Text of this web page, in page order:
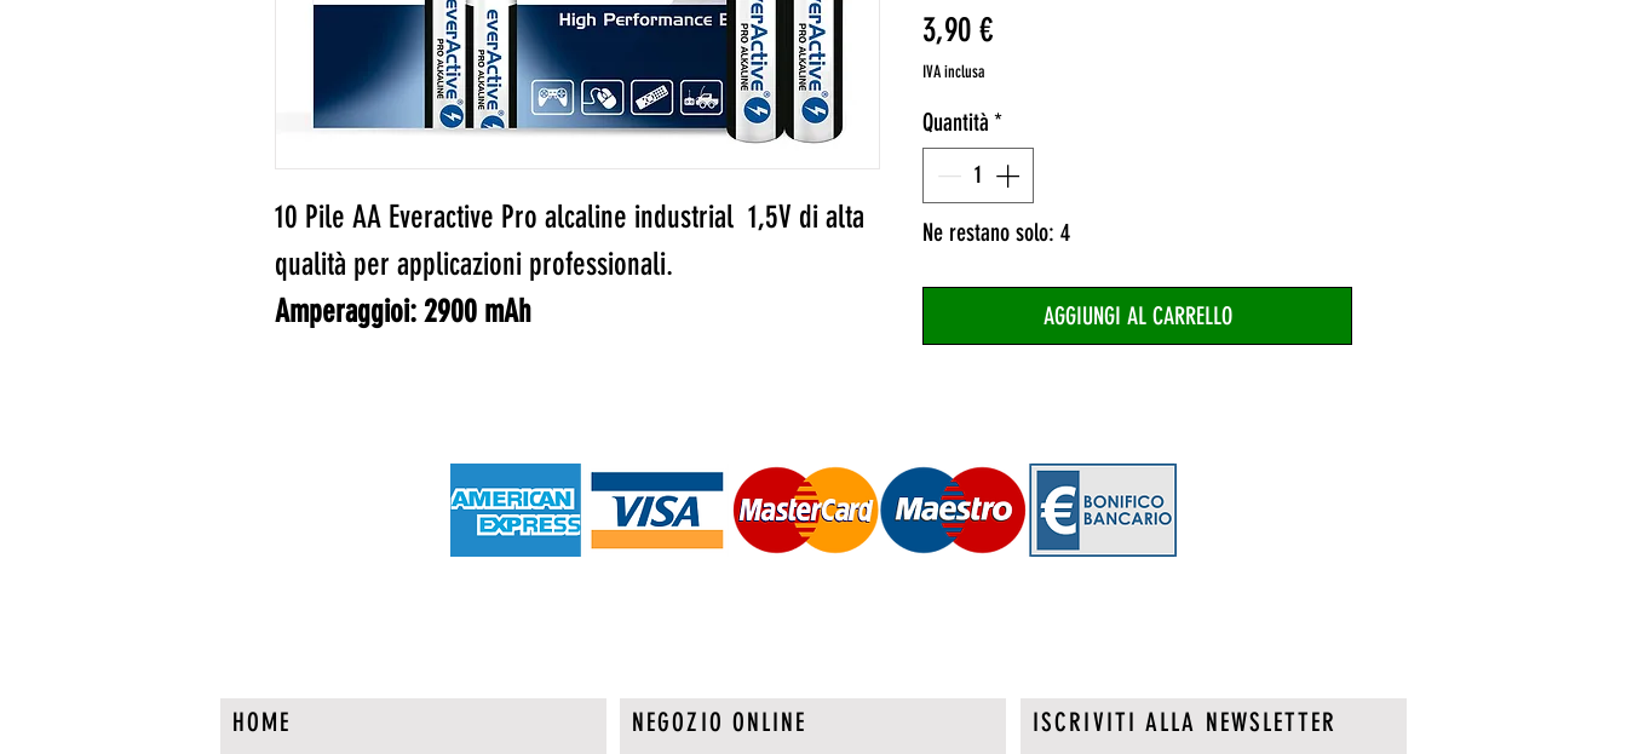
10 Pile AA Everactive Pro alcaline industrial 1,5V di alta
qualità per applicazioni professionali.
Amperaggioi: 2900 mAh
3,90 €Prezzo
IVA inclusa
Quantità *
Ne restano solo: 4
AGGIUNGI AL CARRELLO
HOME
NEGOZIO ONLINE
ISCRIVITI ALLA NEWSLETTER